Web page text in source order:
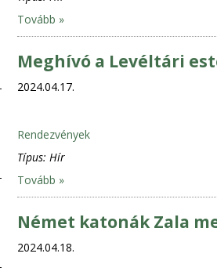
Tovább »
Meghívó a Levéltári
2024.04.17.
Rendezvények
Típus: Hír
Tovább »
Német katonák Zala
2024.04.18.